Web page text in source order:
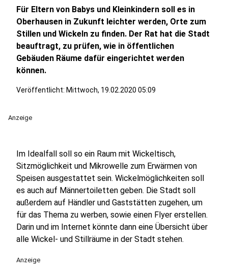
Für Eltern von Babys und Kleinkindern soll es in
Oberhausen in Zukunft leichter werden, Orte zum
Stillen und Wickeln zu finden. Der Rat hat die Stadt
beauftragt, zu prüfen, wie in öffentlichen
Gebäuden Räume dafür eingerichtet werden
können.
Veröffentlicht: Mittwoch, 19.02.2020 05:09
Anzeige
Im Idealfall soll so ein Raum mit Wickeltisch,
Sitzmöglichkeit und Mikrowelle zum Erwärmen von
Speisen ausgestattet sein. Wickelmöglichkeiten soll
es auch auf Männertoiletten geben. Die Stadt soll
außerdem auf Händler und Gaststätten zugehen, um
für das Thema zu werben, sowie einen Flyer erstellen.
Darin und im Internet könnte dann eine Übersicht über
alle Wickel- und Stillräume in der Stadt stehen.
Anzeige